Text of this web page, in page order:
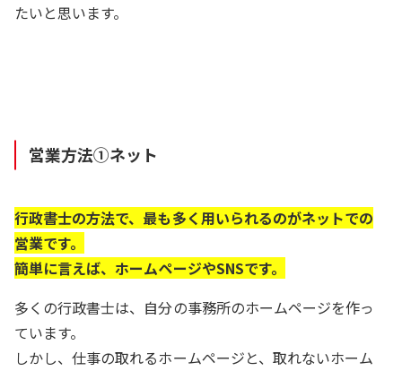
たいと思います。
営業方法①ネット
行政書士の方法で、最も多く用いられるのがネットでの
営業です。
簡単に言えば、ホームページやSNSです。
多くの行政書士は、自分の事務所のホームページを作っ
ています。
しかし、仕事の取れるホームページと、取れないホーム